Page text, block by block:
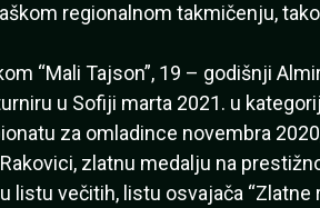
regionalnom takmičenju,
“Mali Tajson”, 19 – godišnji
u Sofiji marta 2021. u
za omladince novembra
zlatnu medalju na
listu večitih, listu osvajača